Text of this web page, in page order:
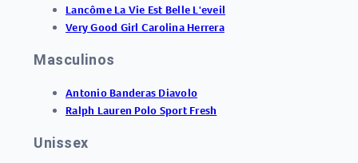
Lancôme La Vie Est Belle L'eveil
Very Good Girl Carolina Herrera
Masculinos
Antonio Banderas Diavolo
Ralph Lauren Polo Sport Fresh
Unissex